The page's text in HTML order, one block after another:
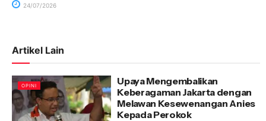
24/07/2026
Artikel Lain
OPINI
Upaya Mengembalikan
Keberagaman Jakarta dengan
Melawan Kesewenangan Anies
Kepada Perokok